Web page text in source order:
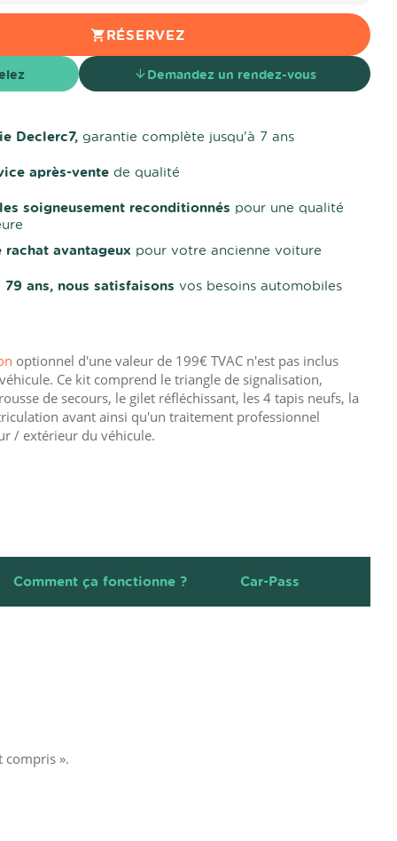
RÉSERVEZ
Demandez un rendez-vous
Declerc7,garantie complète jusqu'à 7 ans
après-vente de qualité
soigneusement reconditionnés pour une qualité
rachat avantageux pour votre ancienne voiture
79 ans, nous satisfaisons vos besoins automobiles
optionnel d'une valeur de 199€ TVAC n'est pas inclus
Ce kit comprend le triangle de signalisation,
de secours, le gilet réfléchissant, les 4 tapis neufs, la
avant ainsi qu'un traitement professionnel
/ extérieur du véhicule.
Comment ça fonctionne ? Car-Pass
compris ».